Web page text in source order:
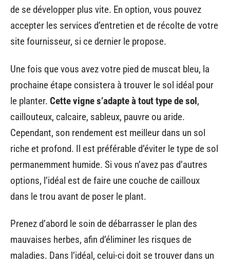
de se développer plus vite. En option, vous pouvez
accepter les services d’entretien et de récolte de votre
site fournisseur, si ce dernier le propose.
Une fois que vous avez votre pied de muscat bleu, la
prochaine étape consistera à trouver le sol idéal pour
le planter. Cette vigne s’adapte à tout type de sol,
caillouteux, calcaire, sableux, pauvre ou aride.
Cependant, son rendement est meilleur dans un sol
riche et profond. Il est préférable d’éviter le type de sol
permanemment humide. Si vous n’avez pas d’autres
options, l’idéal est de faire une couche de cailloux
dans le trou avant de poser le plant.
Prenez d’abord le soin de débarrasser le plan des
mauvaises herbes, afin d’éliminer les risques de
maladies. Dans l’idéal, celui-ci doit se trouver dans un